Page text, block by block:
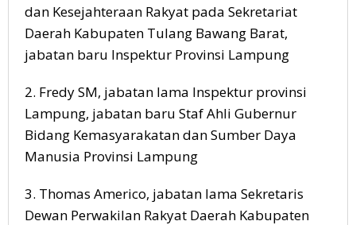
dan Kesejahteraan Rakyat pada Sekretariat
Daerah Kabupaten Tulang Bawang Barat,
jabatan baru Inspektur Provinsi Lampung
2. Fredy SM, jabatan lama Inspektur provinsi
Lampung, jabatan baru Staf Ahli Gubernur
Bidang Kemasyarakatan dan Sumber Daya
Manusia Provinsi Lampung
3. Thomas Americo, jabatan lama Sekretaris
Dewan Perwakilan Rakyat Daerah Kabupaten